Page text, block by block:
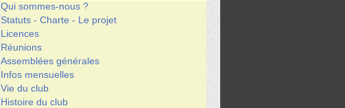
Qui sommes-nous ?
Statuts - Charte - Le projet
Licences
Réunions
Assemblées générales
Infos mensuelles
Vie du club
Histoire du club